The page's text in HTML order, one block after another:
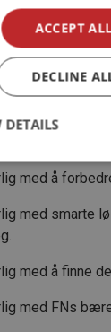
gjøre en
deg.
med å
med smarte
med å finne
med FNs
ACCEPT
DECLINE
DETAILS